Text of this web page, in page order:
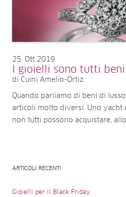
25 Ott 2019
I gioielli sono tutti
di Cuini Amelio-Ortiz
Quando parliamo di beni di
articoli molto diversi. Uno yacht
non tutti possono acquistare, allo
ARTICOLI RECENTI
Gioielli per il Black Friday